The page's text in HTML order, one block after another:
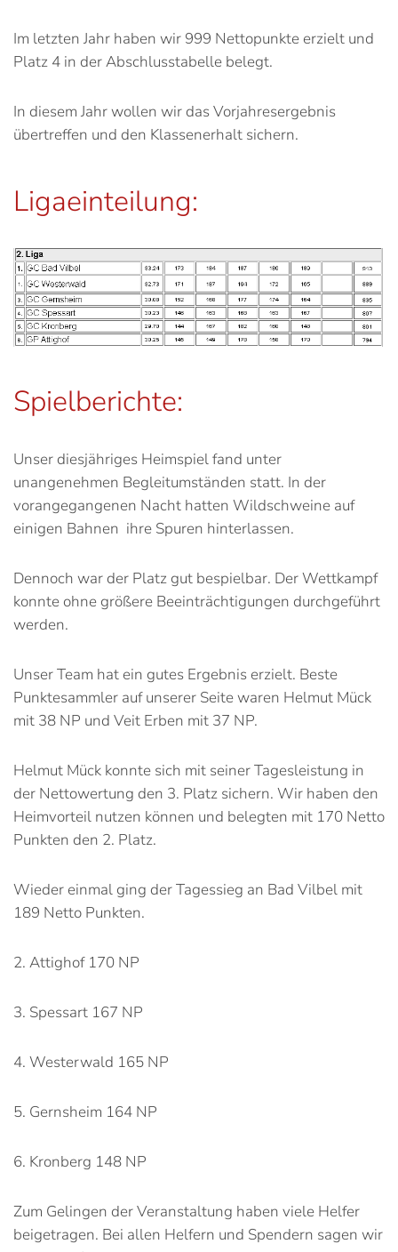
Im letzten Jahr haben wir 999 Nettopunkte erzielt und
Platz 4 in der Abschlusstabelle belegt.
In diesem Jahr wollen wir das Vorjahresergebnis
übertreffen und den Klassenerhalt sichern.
Ligaeinteilung:
Spielberichte:
Unser diesjähriges Heimspiel fand unter
unangenehmen Begleitumständen statt. In der
vorangegangenen Nacht hatten Wildschweine auf
einigen Bahnen ihre Spuren hinterlassen.
Dennoch war der Platz gut bespielbar. Der Wettkampf
konnte ohne größere Beeinträchtigungen durchgeführt
werden.
Unser Team hat ein gutes Ergebnis erzielt. Beste
Punktesammler auf unserer Seite waren Helmut Mück
mit 38 NP und Veit Erben mit 37 NP.
Helmut Mück konnte sich mit seiner Tagesleistung in
der Nettowertung den 3. Platz sichern. Wir haben den
Heimvorteil nutzen können und belegten mit 170 Netto
Punkten den 2. Platz.
Wieder einmal ging der Tagessieg an Bad Vilbel mit
189 Netto Punkten.
2. Attighof 170 NP
3. Spessart 167 NP
4. Westerwald 165 NP
5. Gernsheim 164 NP
6. Kronberg 148 NP
Zum Gelingen der Veranstaltung haben viele Helfer
beigetragen. Bei allen Helfern und Spendern sagen wir